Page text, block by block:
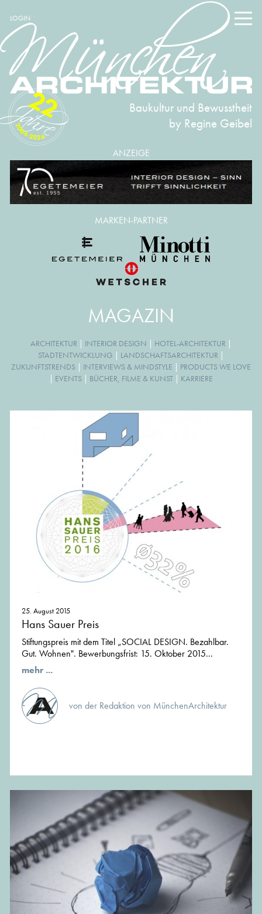
LOGIN
Baukultur und Bewusstheit
by Regine Geibel
2004-2026
22
ANZEIGE
MAGAZIN
ARCHITEKTUR | INTERIOR DESIGN | HOTEL-ARCHITEKTUR |
STADTENTWICKLUNG | LANDSCHAFTSARCHITEKTUR |
ZUKUNFTSTRENDS | INTERVIEWS & MINDSTYLE | PRODUCTS WE LOVE
| EVENTS | BÜCHER, FILME & KUNST | KARRIERE
25. August 2015
Hans Sauer Preis
Stiftungspreis mit dem Titel „SOCIAL DESIGN. Bezahlbar.
Gut. Wohnen". Bewerbungsfrist: 15. Oktober 2015...
mehr ...
von der Redaktion von MünchenArchitektur